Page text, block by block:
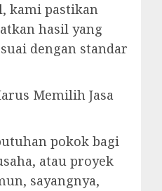
kami pastikan
hasil yang
dengan standar
Memilih Jasa
pokok bagi
atau proyek
sayangnya,